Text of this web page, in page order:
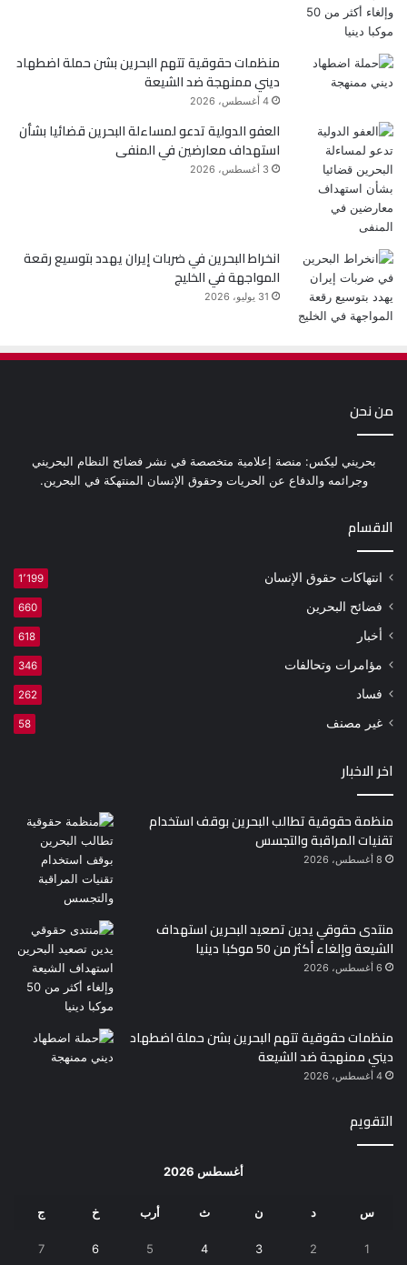
منظمات حقوقية تتهم البحرين بشن حملة اضطهاد
ديني ممنهجة ضد الشيعة
4 أغسطس، 2026
العفو الدولية تدعو لمساءلة البحرين قضائيا بشأن
استهداف معارضين في المنفى
3 أغسطس، 2026
انخراط البحرين في ضربات إيران يهدد بتوسيع رقعة
المواجهة في الخليج
31 يوليو، 2026
من نحن
بحريني ليكس: منصة إعلامية متخصصة في نشر فضائح النظام البحريني
وجرائمه والدفاع عن الحريات وحقوق الإنسان المنتهكة في البحرين.
الاقسام
انتهاكات حقوق الإنسان 1٬199
فضائح البحرين 660
أخبار 618
مؤامرات وتحالفات 346
فساد 262
غير مصنف 58
اخر الاخبار
منظمة حقوقية تطالب البحرين بوقف استخدام
تقنيات المراقبة والتجسس
8 أغسطس، 2026
منتدى حقوقي يدين تصعيد البحرين استهداف
الشيعة وإلغاء أكثر من 50 موكبا دينيا
6 أغسطس، 2026
منظمات حقوقية تتهم البحرين بشن حملة اضطهاد
ديني ممنهجة ضد الشيعة
4 أغسطس، 2026
التقويم
أغسطس 2026
س د ن ث أرب خ ج
1
2
3
4
5
6
7